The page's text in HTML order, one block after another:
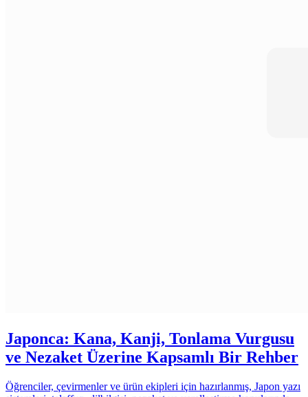
Japonca: Kana, Kanji, Tonlama Vurgusu
ve Nezaket Üzerine Kapsamlı Bir Rehber
Öğrenciler, çevirmenler ve ürün ekipleri için hazırlanmış, Japon yazı